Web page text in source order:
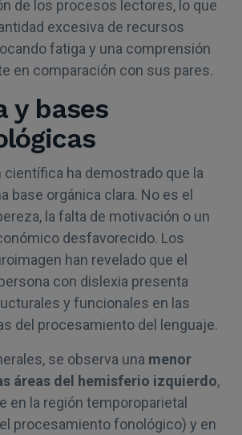
de los procesos lectores, lo que
excesiva de recursos
fatiga y una comprensión
en comparación con sus pares.
y bases
científica ha demostrado que la
base orgánica clara. No es el
la falta de motivación o un
desfavorecido. Los
han revelado que el
con dislexia presenta
y funcionales en las
del procesamiento del lenguaje.
se observa una menor
áreas del hemisferio izquierdo,
en la región temporoparietal
procesamiento fonológico) y en